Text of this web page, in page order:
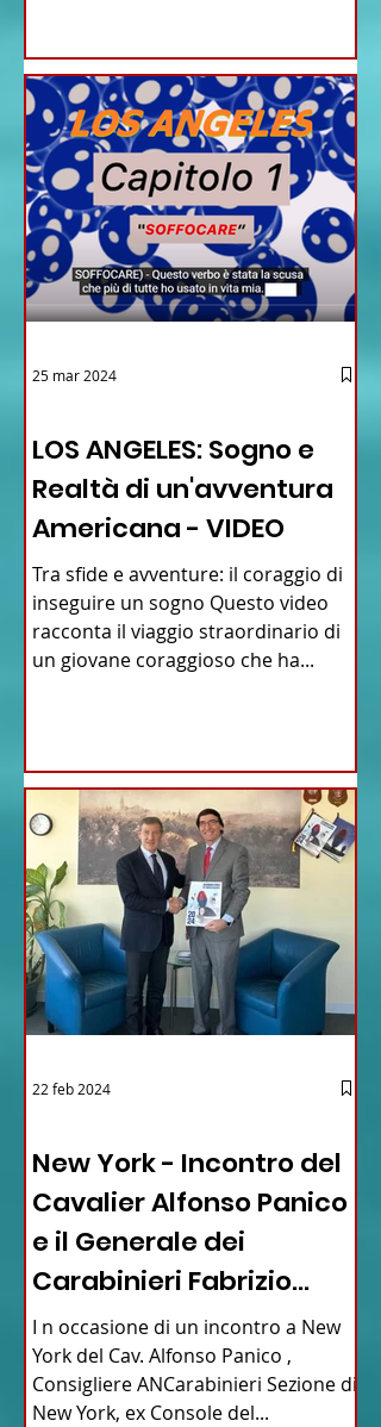
LOS ANGELES: Sogno e
Realtà di un'avventura
Americana - VIDEO
Tra sfide e avventure: il coraggio di
inseguire un sogno Questo video
racconta il viaggio straordinario di
un giovane coraggioso che ha...
25 mar 2024
New York - Incontro del
Cavalier Alfonso Panico
e il Generale dei
Carabinieri Fabrizio
Parrulli
I n occasione di un incontro a New
York del Cav. Alfonso Panico ,
Consigliere ANCarabinieri Sezione di
New York, ex Console del...
22 feb 2024